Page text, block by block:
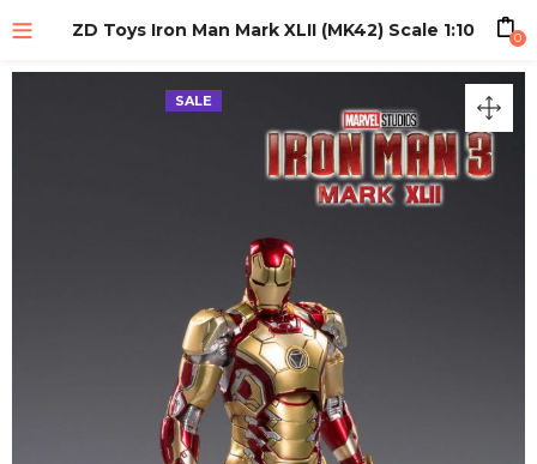
ZD Toys Iron Man Mark XLII (MK42) Scale 1:10 0
SALE